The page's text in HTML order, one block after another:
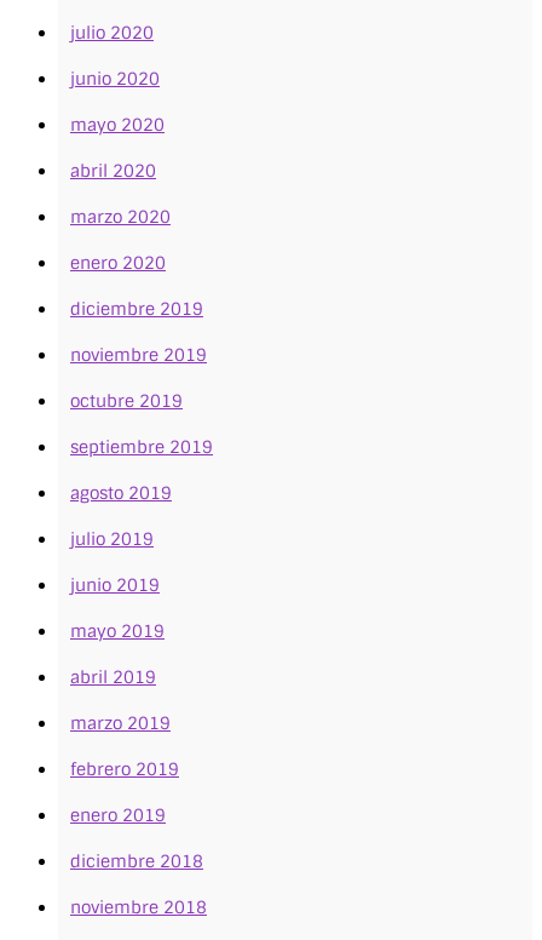
julio 2020
junio 2020
mayo 2020
abril 2020
marzo 2020
enero 2020
diciembre 2019
noviembre 2019
octubre 2019
septiembre 2019
agosto 2019
julio 2019
junio 2019
mayo 2019
abril 2019
marzo 2019
febrero 2019
enero 2019
diciembre 2018
noviembre 2018